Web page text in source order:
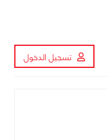
تسجيل الدخول